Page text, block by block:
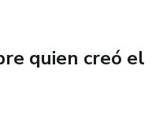
quien creó el